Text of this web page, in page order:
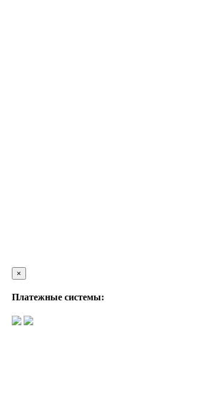
×
Платежные системы: